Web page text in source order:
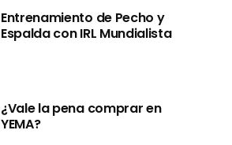
Entrenamiento de Pecho y
Espalda con IRL Mundialista
¿Vale la pena comprar en
YEMA?